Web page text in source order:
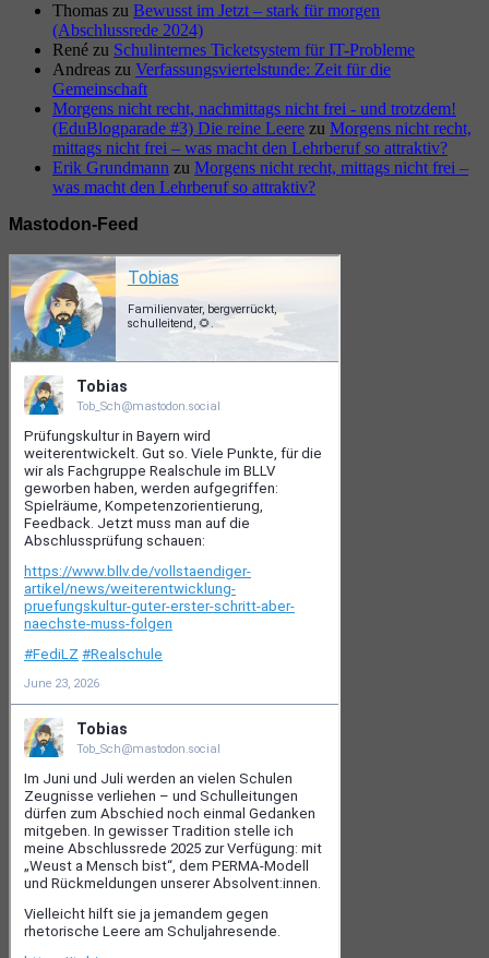
Thomas zu Bewusst im Jetzt – stark für morgen
(Abschlussrede 2024)
René zu Schulinternes Ticketsystem für IT-Probleme
Andreas zu Verfassungsviertelstunde: Zeit für die
Gemeinschaft
Morgens nicht recht, nachmittags nicht frei - und trotzdem!
(EduBlogparade #3) Die reine Leere zu Morgens nicht recht,
mittags nicht frei – was macht den Lehrberuf so attraktiv?
Erik Grundmann zu Morgens nicht recht, mittags nicht frei –
was macht den Lehrberuf so attraktiv?
Mastodon-Feed